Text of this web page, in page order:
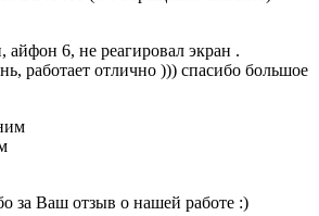
айфон 6, не реагировал экран .
работает отлично ))) спасибо большое
за Ваш отзыв о нашей работе :)